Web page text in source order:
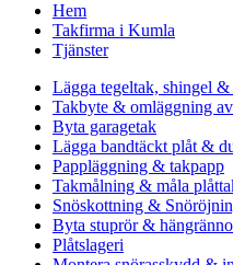
Hem
Takfirma i Kumla
Tjänster
Lägga tegeltak, shingel
Takbyte & omläggning
Byta garagetak
Lägga bandtäckt plåt &
Pappläggning & takpapp
Takmålning & måla
Snöskottning &
Byta stuprör &
Plåtslageri